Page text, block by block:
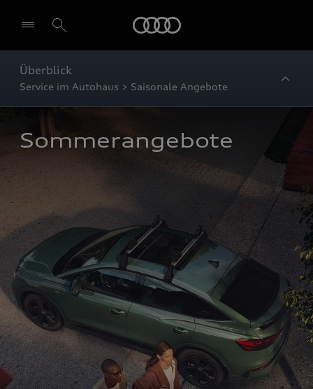
Überblick
Service im Autohaus > Saisonale Angebote
Sommerangebote